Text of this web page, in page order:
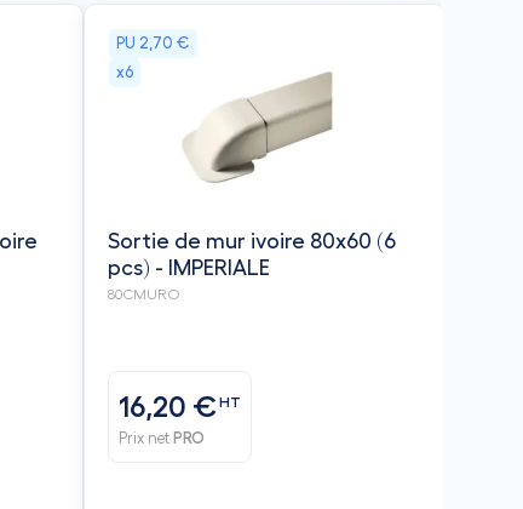
PU 2,70 €
x6
Sortie de mur ivoire 80x60 (6
pcs) - IMPERIALE
80CMURO
16,20 €HT
Prix net PRO